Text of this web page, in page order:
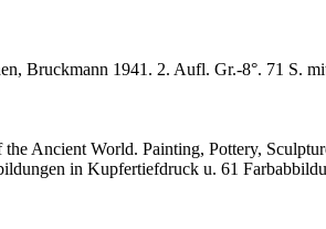
Bruckmann 1941. 2. Aufl. Gr.-8°. 71 S.
Ancient World. Painting, Pottery,
in Kupfertiefdruck u. 61